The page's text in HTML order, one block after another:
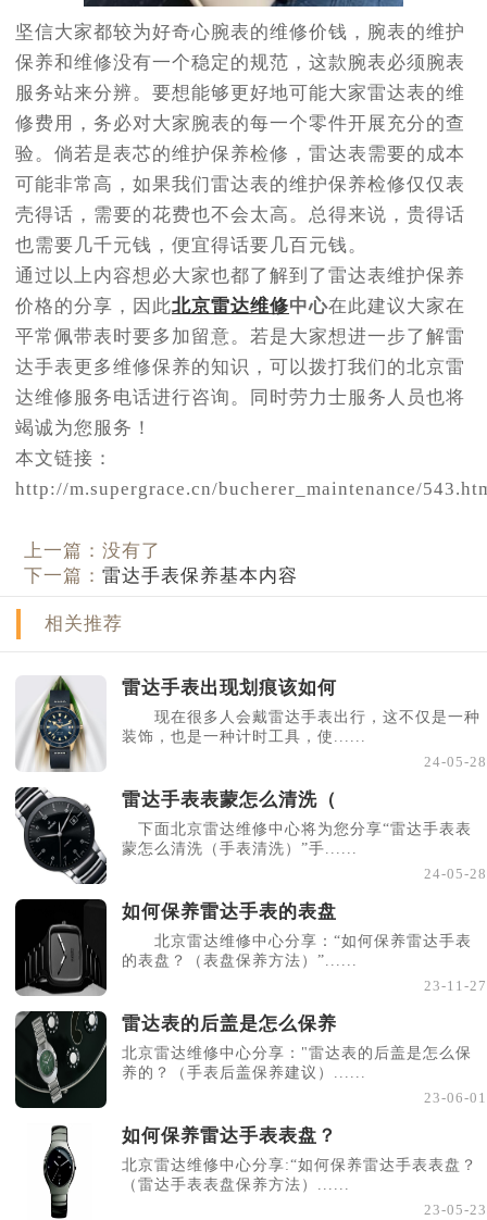
坚信大家都较为好奇心腕表的维修价钱，腕表的维护
保养和维修没有一个稳定的规范，这款腕表必须腕表
服务站来分辨。要想能够更好地可能大家雷达表的维
修费用，务必对大家腕表的每一个零件开展充分的查
验。倘若是表芯的维护保养检修，雷达表需要的成本
可能非常高，如果我们雷达表的维护保养检修仅仅表
壳得话，需要的花费也不会太高。总得来说，贵得话
也需要几千元钱，便宜得话要几百元钱。
通过以上内容想必大家也都了解到了雷达表维护保养
价格的分享，因此北京雷达维修中心在此建议大家在
平常佩带表时要多加留意。若是大家想进一步了解雷
达手表更多维修保养的知识，可以拨打我们的北京雷
达维修服务电话进行咨询。同时劳力士服务人员也将
竭诚为您服务！
本文链接：
http://m.supergrace.cn/bucherer_maintenance/
上一篇：没有了
下一篇：雷达手表保养基本内容
相关推荐
雷达手表出现划痕该如何
现在很多人会戴雷达手表出行，这不仅是一种
装饰，也是一种计时工具，使......
24-05-28
雷达手表表蒙怎么清洗（
下面北京雷达维修中心将为您分享“雷达手表表
蒙怎么清洗（手表清洗）”手......
24-05-28
如何保养雷达手表的表盘
北京雷达维修中心分享：“如何保养雷达手表
的表盘？（表盘保养方法）”......
23-11-27
雷达表的后盖是怎么保养
北京雷达维修中心分享："雷达表的后盖是怎么保
养的？（手表后盖保养建议）......
23-06-01
如何保养雷达手表表盘？
北京雷达维修中心分享:“如何保养雷达手表表盘？
（雷达手表表盘保养方法）......
23-05-23